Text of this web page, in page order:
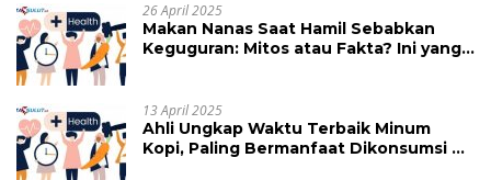
26 April 2025
Makan Nanas Saat Hamil Sebabkan
Keguguran: Mitos atau Fakta? Ini yang
13 April 2025
Ahli Ungkap Waktu Terbaik Minum
Kopi, Paling Bermanfaat Dikonsumsi di